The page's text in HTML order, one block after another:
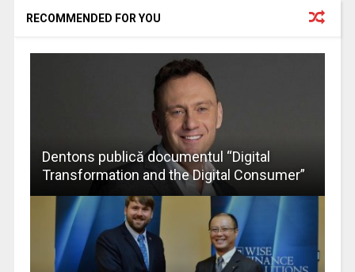
RECOMMENDED FOR YOU
Dentons publică documentul “Digital
Transformation and the Digital Consumer”